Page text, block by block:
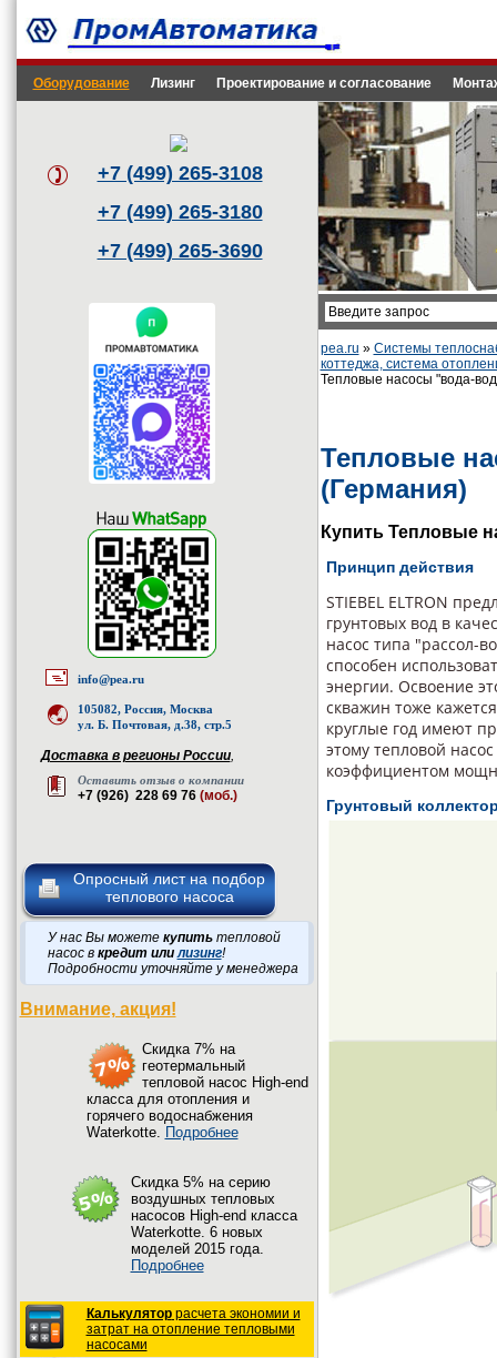
Оборудование Лизинг Проектирование и согласование
+7 (499) 265-3108
+7 (499) 265-3180
+7 (499) 265-3690
info@pea.ru
105082, Россия, Москва
ул. Б. Почтовая, д.38, стр.5
Доставка в регионы России,
Оставить отзыв о компании
+7 (926) 228 69 76 (моб.)
Опросный лист на подбор
теплового насоса
У нас Вы можете купитьтепловой
насос в кредит илилизинг!
Подробности уточняйте у менеджера
Внимание, акция!
Cкидка 7% на
геотермальный
тепловой насос High-end
класса для отопления и
горячего водоснабжения
Waterkotte. Подробнее
Cкидка 5% на серию
воздушных тепловых
насосов High-end класса
Waterkotte. 6 новых
моделей 2015 года.
Подробнее
Калькуляторрасчета экономии и
затрат на отопление тепловыми
насосами
pea.ru » Системы
коттеджа, система
Тепловые насосы "вода-
Тепловые
(Германия)
Купить Тепловые
Принцип действия
STIEBEL ELTRON
грунтовых вод в
насос типа "рассол-
способен
энергии. Освоение
скважин тоже
круглые год имеют
этому тепловой
коэффициентом
Грунтовый